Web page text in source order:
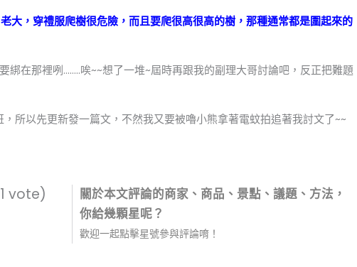
老大，穿禮服爬樹很危險，而且要爬很高很高的樹，那種通常都是圍起來的
綁在那裡咧……..唉~~想了一堆~屆時再跟我的副理大哥討論吧，反正把難題
所以先更新發一篇文，不然我又要被嚕小熊拿著電蚊拍追著我討文了~~
vote)
關於本文評論的商家、商品、景點、議題、方法，
你給幾顆星呢？
歡迎一起點擊星號參與評論唷！